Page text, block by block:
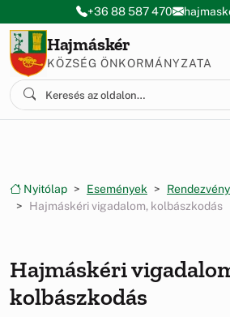
Ugrás a menüre
Ugrás a tartalomra
+36 88 587 470
Hajmáskér
KÖZSÉG ÖNKORMÁNYZATA
Nyitólap Események
Rendezvény
Hajmáskéri vigadalom, kolbászkodás
Hajmáskéri
kolbászkodás